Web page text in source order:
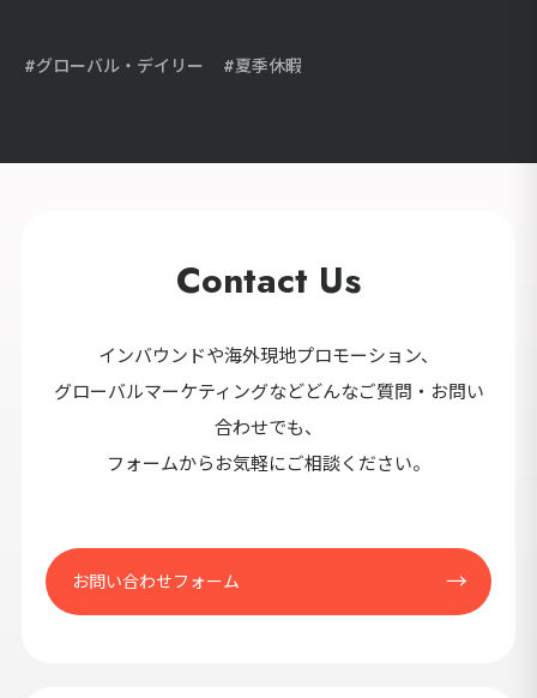
グローバル・デイリー 夏季休暇
Contact Us
インバウンドや海外現地プロモーション、
グローバルマーケティングなどどんなご質問・お問い
合わせでも、
フォームからお気軽にご相談ください。
お問い合わせフォーム